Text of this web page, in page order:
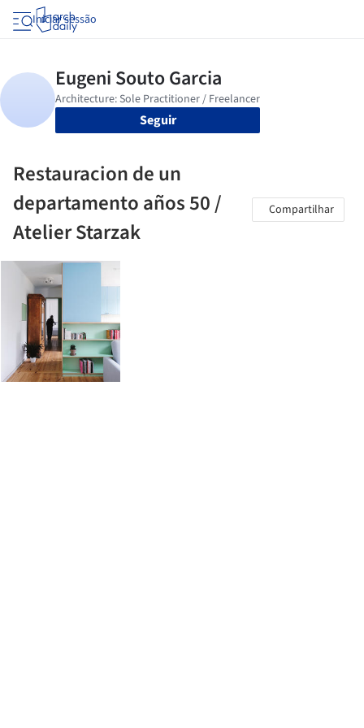
Iniciar sessão
Seguir
Restauracion de un
departamento años 50 /
Atelier Starzak
Compartilhar